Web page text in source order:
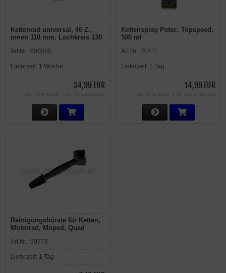
Kettenrad universal, 46 Z.,
innen 110 mm, Lochkreis 130
original Shineray 300ccm,
Art.Nr.: 600055
Lieferzeit: 1 Woche
34,99 EUR
inkl. 20 % MwSt. zzgl. Versandkosten
Kettenspray Petec, Topspeed,
500 ml
Art.Nr.: 70411
Lieferzeit: 1 Tag
14,99 EUR
inkl. 20 % MwSt. zzgl. Versandkosten
Reinigungsbürste für Ketten,
Motorrad, Moped, Quad
Art.Nr.: 99778
Lieferzeit: 1 Tag